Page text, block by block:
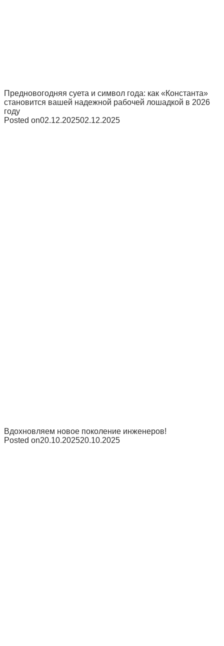
Предновогодняя суета и символ года: как «Константа»
становится вашей надежной рабочей лошадкой в 2026
году
Posted on02.12.202502.12.2025
Вдохновляем новое поколение инженеров!
Posted on20.10.202520.10.2025